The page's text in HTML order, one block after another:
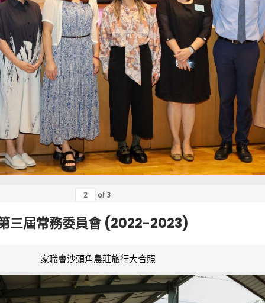
of 3
三屆常務委員會 (2022-2023)
家職會沙頭角農莊旅行大合照